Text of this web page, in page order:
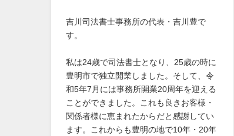
吉川司法書士事務所の代表・吉川豊で
す。
私は24歳で司法書士となり、25歳の時に
豊明市で独立開業しました。そして、令
和5年7月には事務所開業20周年を迎える
ことができました。これも良きお客様・
関係者様に恵まれたからだと感謝してい
ます。これからも豊明の地で10年・20年